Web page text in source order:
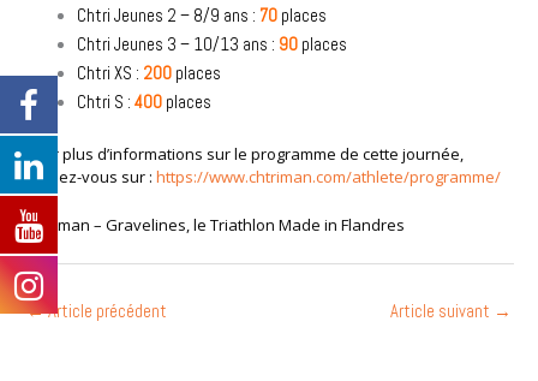
Chtri Jeunes 2 – 8/9 ans : 70places
Chtri Jeunes 3 – 10/13 ans : 90places
Chtri XS : 200places
Chtri S : 400places
Pour plus d’informations sur le programme de cette journée,
rendez-vous sur : https://www.chtriman.com/athlete/programme/
Chtriman – Gravelines, le Triathlon Made in Flandres
←Article précédent Article suivant →